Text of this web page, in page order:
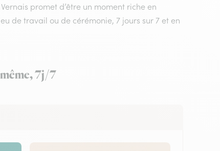
promet d’être un moment riche en
de travail ou de cérémonie, 7 jours sur 7 et en
7j/7